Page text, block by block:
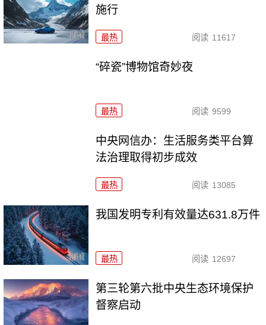
施行
最热 阅读 11617
“碎瓷”博物馆奇妙夜
最热 阅读 9599
中央网信办：生活服务类平台算
法治理取得初步成效
最热 阅读 13085
我国发明专利有效量达631.8万件
最热 阅读 12697
第三轮第六批中央生态环境保护
督察启动